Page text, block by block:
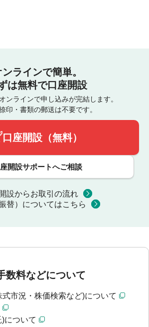
ンラインで簡単。
は無料で口座開設
ンラインで申し込みが完結します。
印・書類の郵送は不要です。
口座開設（無料）
開設サポートへご相談
設からお取引の流れ
替）についてはこちら
数料などについて
市況・株価検索など)について
について